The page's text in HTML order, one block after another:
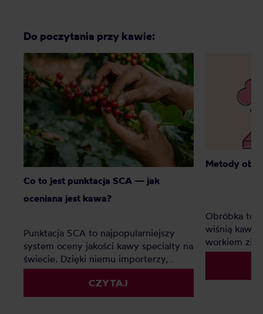
Do poczytania przy kawie:
Co to jest punktacja SCA — jak
oceniana jest kawa?
Punktacja SCA to najpopularniejszy
system oceny jakości kawy specialty na
świecie. Dzięki niemu importerzy,
palarnie i konsumenci mogą
porównywać kawy według jednolitych
kryteriów. Z tego artykułu dowiesz się:
CZYTAJ
Metody
Obróbka to
wiśnią
workiem
smak
Zebraliśmy